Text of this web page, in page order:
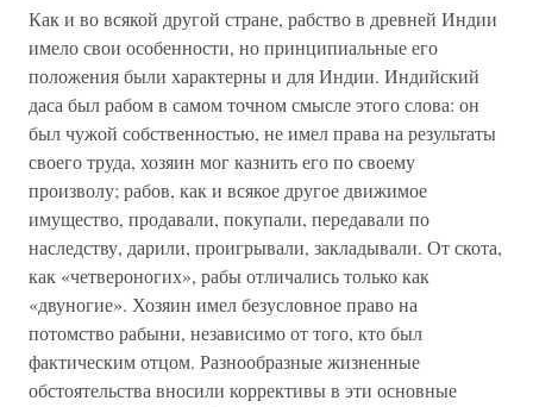
Как и во всякой другой стране, рабство в древней Индии
имело свои особенности, но принципиальные его
положения были характерны и для Индии. Индийский
даса был рабом в самом точном смысле этого слова: он
был чужой собственностью, не имел права на результаты
своего труда, хозяин мог казнить его по своему
произволу; рабов, как и всякое другое движимое
имущество, продавали, покупали, передавали по
наследству, дарили, проигрывали, закладывали. От скота,
как «четвероногих», рабы отличались только как
«двуногие». Хозяин имел безусловное право на
потомство рабыни, независимо от того, кто был
фактическим отцом. Разнообразные жизненные
обстоятельства вносили коррективы в эти основные